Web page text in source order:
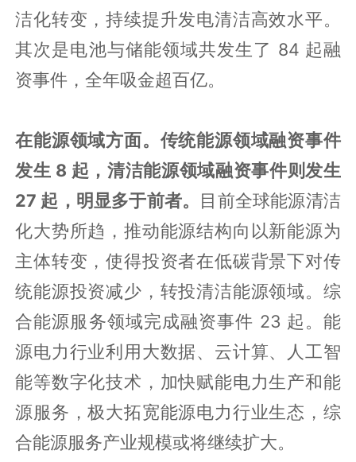
洁化转变，持续提升发电清洁高效水平。
其次是电池与储能领域共发生了 84 起融
资事件，全年吸金超百亿。
在能源领域方面。传统能源领域融资事件
发生 8 起，清洁能源领域融资事件则发生
27 起，明显多于前者。
目前全球能源清洁
化大势所趋，推动能源结构向以新能源为
主体转变，使得投资者在低碳背景下对传
统能源投资减少，转投清洁能源领域。综
合能源服务领域完成融资事件 23 起。能
源电力行业利用大数据、云计算、人工智
能等数字化技术，加快赋能电力生产和能
源服务，极大拓宽能源电力行业生态，综
合能源服务产业规模或将继续扩大。